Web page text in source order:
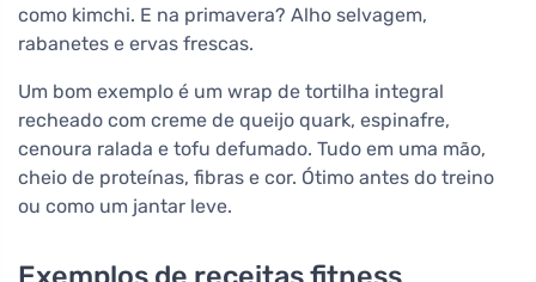
como kimchi. E na primavera? Alho selvagem,
rabanetes e ervas frescas.
Um bom exemplo é um wrap de tortilha integral
recheado com creme de queijo quark, espinafre,
cenoura ralada e tofu defumado. Tudo em uma mão,
cheio de proteínas, fibras e cor. Ótimo antes do treino
ou como um jantar leve.